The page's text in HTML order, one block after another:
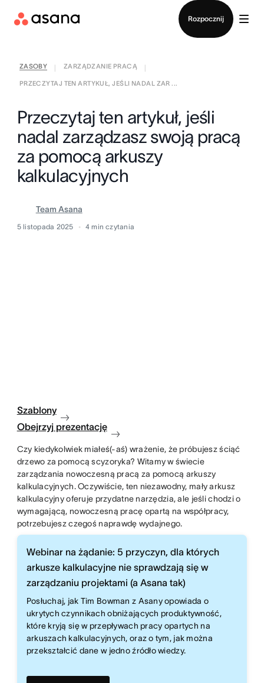
Rozpocznij
ZASOBY ZARZĄDZANIE PRACĄ
PRZECZYTAJ TEN ARTYKUŁ, JEŚLI NADAL ZAR ...
Przeczytaj ten artykuł, jeśli
nadal zarządzasz swoją pracą
za pomocą arkuszy
kalkulacyjnych
Team Asana
5 listopada 2025 4 min czytania
Szablony
Obejrzyj prezentację
Czy kiedykolwiek miałeś(-aś) wrażenie, że próbujesz ściąć
drzewo za pomocą scyzoryka? Witamy w świecie
zarządzania nowoczesną pracą za pomocą arkuszy
kalkulacyjnych. Oczywiście, ten niezawodny, mały arkusz
kalkulacyjny oferuje przydatne narzędzia, ale jeśli chodzi o
wymagającą, nowoczesną pracę opartą na współpracy,
potrzebujesz czegoś naprawdę wydajnego.
Webinar na żądanie: 5 przyczyn, dla których
arkusze kalkulacyjne nie sprawdzają się w
zarządzaniu projektami (a Asana tak)
Posłuchaj, jak Tim Bowman z Asany opowiada o
ukrytych czynnikach obniżających produktywność,
które kryją się w przepływach pracy opartych na
arkuszach kalkulacyjnych, oraz o tym, jak można
przekształcić dane w jedno źródło wiedzy.